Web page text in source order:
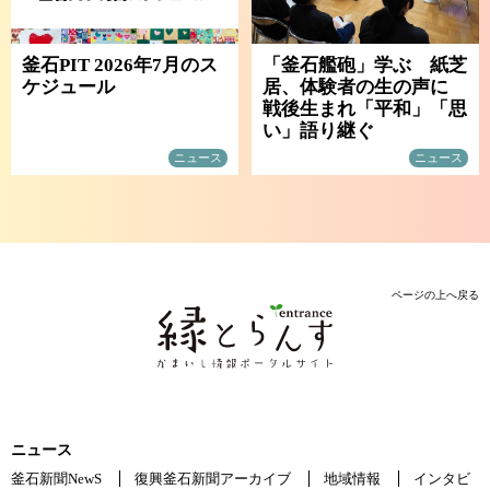
釜石PIT 2026年7月のス
ケジュール
ニュース
「釜石艦砲」学ぶ 紙芝
居、体験者の生の声に
戦後生まれ「平和」「思
い」語り継ぐ
ニュース
ページの上へ戻る
ニュース
釜石新聞NewS
復興釜石新聞アーカイブ 地域情報
インタビ